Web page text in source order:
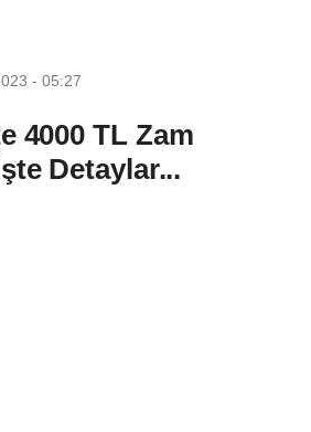
- 05:27
4000 TL Zam
Detaylar...